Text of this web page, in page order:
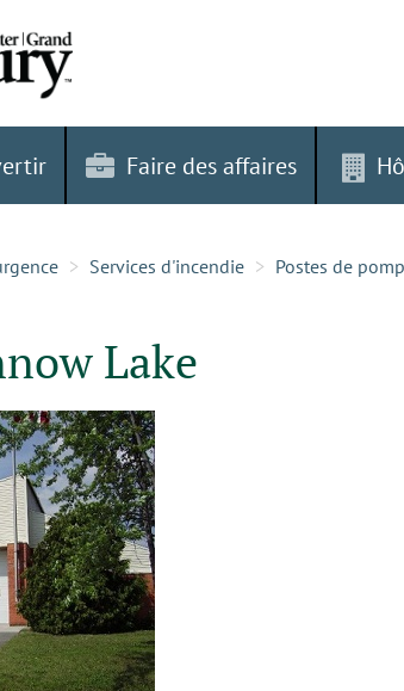
Faire des affaires
Services d'incendie Postes de
Lake